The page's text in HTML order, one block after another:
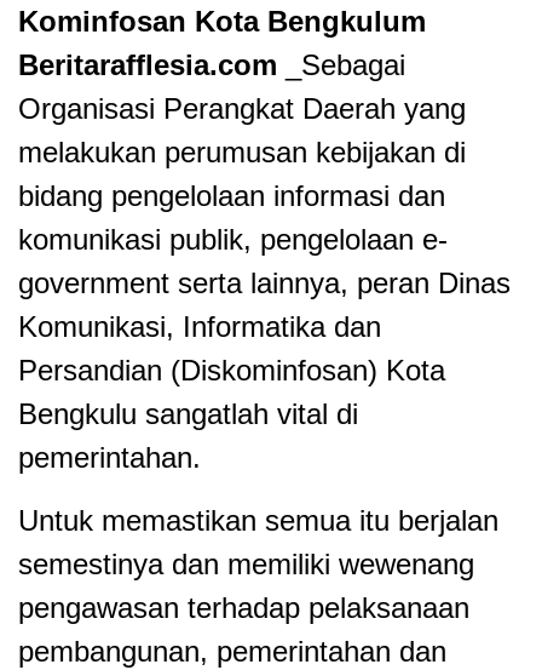
Kominfosan Kota Bengkulum
Beritarafflesia.com _Sebagai
Organisasi Perangkat Daerah yang
melakukan perumusan kebijakan di
bidang pengelolaan informasi dan
komunikasi publik, pengelolaan e-
government serta lainnya, peran Dinas
Komunikasi, Informatika dan
Persandian (Diskominfosan) Kota
Bengkulu sangatlah vital di
pemerintahan.
Untuk memastikan semua itu berjalan
semestinya dan memiliki wewenang
pengawasan terhadap pelaksanaan
pembangunan, pemerintahan dan